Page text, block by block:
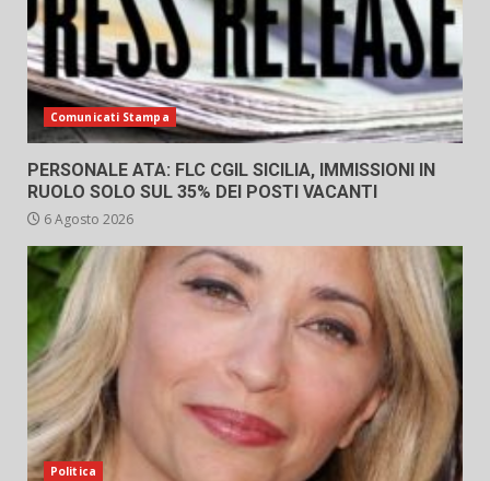
Comunicati Stampa
PERSONALE ATA: FLC CGIL SICILIA, IMMISSIONI IN
RUOLO SOLO SUL 35% DEI POSTI VACANTI
6 Agosto 2026
Politica